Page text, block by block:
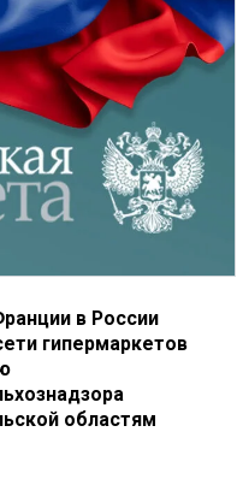
в России
гипермаркетов
областям